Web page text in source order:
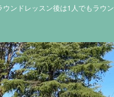
ンドレッスン後は1人でもラウン